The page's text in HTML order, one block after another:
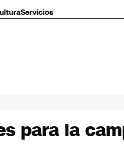
Servicios
para la